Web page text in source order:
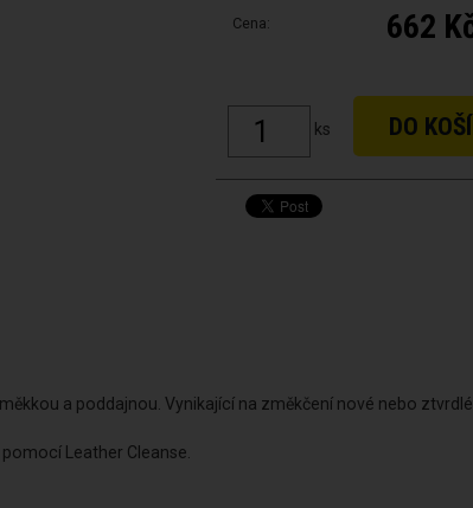
Cena: 662
ks
a poddajnou. Vynikající na změkčení nové nebo
Leather Cleanse.